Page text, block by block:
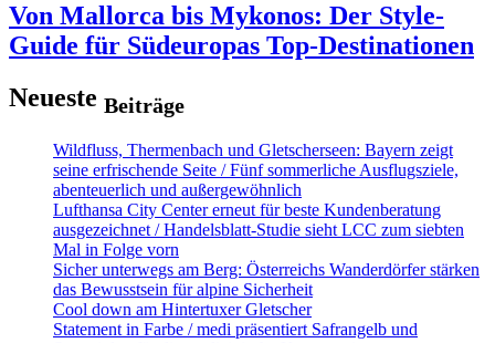
Von Mallorca bis Mykonos: Der Style-
Guide für Südeuropas Top-Destinationen
Neueste Beiträge
Wildfluss, Thermenbach und Gletscherseen: Bayern zeigt
seine erfrischende Seite / Fünf sommerliche Ausflugsziele,
abenteuerlich und außergewöhnlich
Lufthansa City Center erneut für beste Kundenberatung
ausgezeichnet / Handelsblatt-Studie sieht LCC zum siebten
Mal in Folge vorn
Sicher unterwegs am Berg: Österreichs Wanderdörfer stärken
das Bewusstsein für alpine Sicherheit
Cool down am Hintertuxer Gletscher
Statement in Farbe / medi präsentiert Safrangelb und